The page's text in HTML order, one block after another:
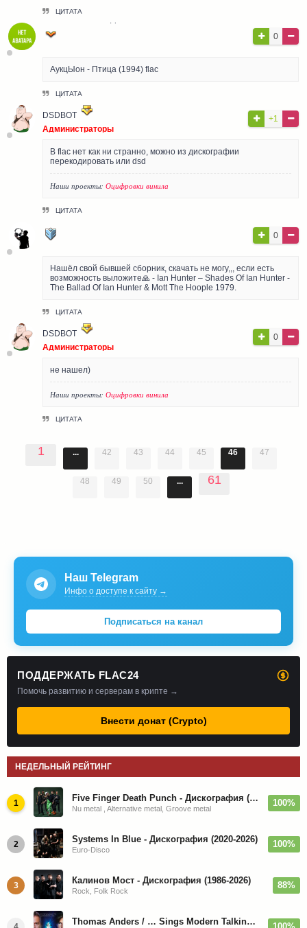
ЦИТАТА
0
АукцЫон - Птица (1994) flac
ЦИТАТА
DSDBOT
Администраторы
+1
В flac нет как ни странно, можно из дискографии
перекодировать или dsd
Наши проекты: Оцифровки винила
ЦИТАТА
0
Нашёл свой бывшей сборник, скачать не могу,,, если есть
возможность выложите🙏 - Ian Hunter – Shades Of Ian Hunter -
The Ballad Of Ian Hunter & Mott The Hoople 1979.
ЦИТАТА
DSDBOT
Администраторы
0
не нашел)
Наши проекты: Оцифровки винила
ЦИТАТА
1 ... 42 43 44 45 46 47
48 49 50 ... 61
Наш Telegram
Инфо о доступе к сайту →
Подписаться на канал
ПОДДЕРЖАТЬ FLAC24
Помочь развитию и серверам в крипте →
Внести донат (Crypto)
НЕДЕЛЬНЫЙ РЕЙТИНГ
1 Five Finger Death Punch - Дискография (2008-2026)
Nu metal , Alternative metal, Groove metal
100%
2 Systems In Blue - Дискография (2020-2026)
Euro-Disco
100%
3 Калинов Мост - Дискография (1986-2026)
Rock, Folk Rock
88%
Thomas Anders / … Sings Modern Talking: The Best hi-res